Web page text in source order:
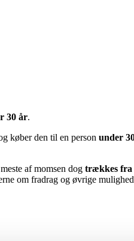
30 år.
køber den til en person under
af momsen dog trækkes fra
om fradrag og øvrige